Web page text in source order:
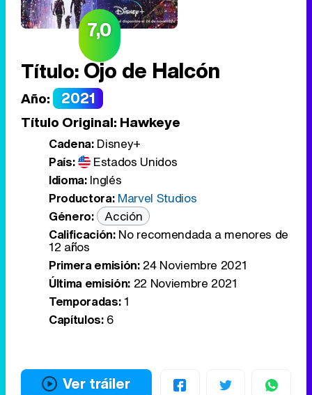
7,0
Título:Ojo de Halcón
Año: 2021
Título Original: Hawkeye
Cadena:Disney+
País:
Estados Unidos
Idioma: Inglés
Productora: Marvel Studios
Género:
Acción
Calificación:No recomendada a menores de
12 años
Primera emisión:24 Noviembre 2021
Última emisión:22 Noviembre 2021
Temporadas:1
Capítulos:6
Ver tráiler